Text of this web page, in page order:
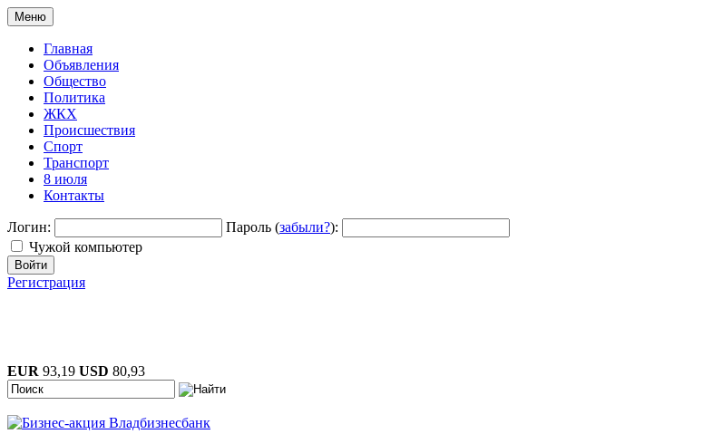
Меню
Главная
Объявления
Общество
Политика
ЖКХ
Происшествия
Спорт
Транспорт
8 июля
Контакты
Логин: Пароль (забыли?):
Чужой компьютер
Войти
Регистрация
EUR 93,19 USD 80,93